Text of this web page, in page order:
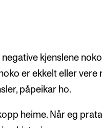
kjenslene
er ekkelt eller vere
påpeikar ho.
heime. Når eg